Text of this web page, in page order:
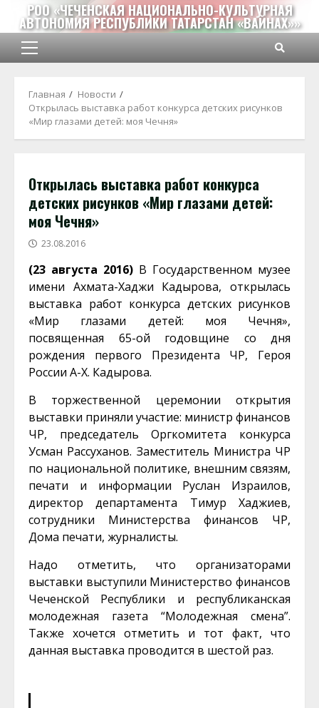
Перейти
содержимому
РОО «ЧЕЧЕНСКАЯ НАЦИОНАЛЬНО-КУЛЬТУРНАЯ
АВТОНОМИЯ РЕСПУБЛИКИ ТАТАРСТАН «ВАЙНАХ»»
Основное
Главная
Новости
Открылась выставка работ конкурса детских рисунков
«Мир глазами детей: моя Чечня»
Открылась выставка работ конкурса
детских рисунков «Мир глазами детей:
моя Чечня»
23.08.2016
(23 августа 2016) В Государственном музее
имени Ахмата-Хаджи Кадырова, открылась
выставка работ конкурса детских рисунков
«Мир глазами детей: моя Чечня»,
посвященная 65-ой годовщине со дня
рождения первого Президента ЧР, Героя
России А-Х. Кадырова.
В торжественной церемонии открытия
выставки приняли участие: министр финансов
ЧР, председатель Оргкомитета конкурса
Усман Рассуханов. Заместитель Министра ЧР
по национальной политике, внешним связям,
печати и информации Руслан Израилов,
директор департамента Тимур Хаджиев,
сотрудники Министерства финансов ЧР,
Дома печати, журналисты.
Надо отметить, что организаторами
выставки выступили Министерство финансов
Чеченской Республики и республиканская
молодежная газета “Молодежная смена”.
Также хочется отметить и тот факт, что
данная выставка проводится в шестой раз.